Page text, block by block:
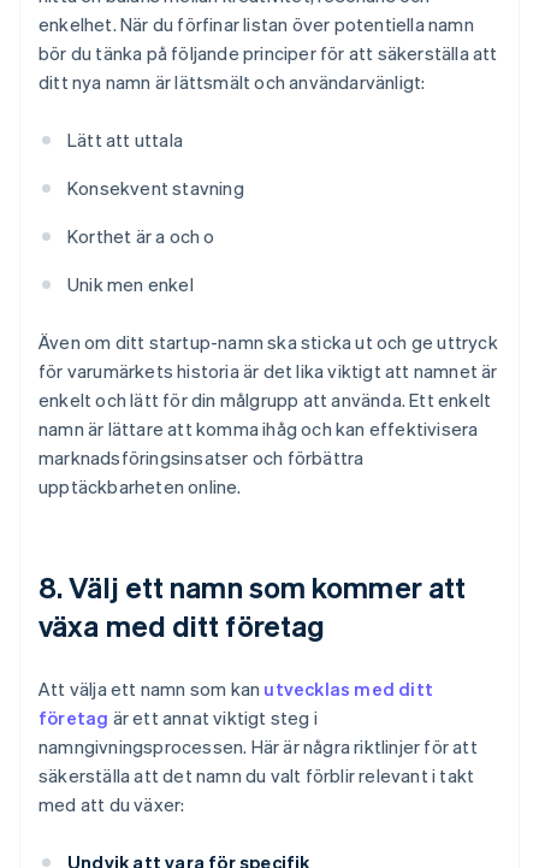
enkelhet. När du förfinar listan över potentiella namn
bör du tänka på följande principer för att säkerställa att
ditt nya namn är lättsmält och användarvänligt:
Lätt att uttala
Konsekvent stavning
Korthet är a och o
Unik men enkel
Även om ditt startup-namn ska sticka ut och ge uttryck
för varumärkets historia är det lika viktigt att namnet är
enkelt och lätt för din målgrupp att använda. Ett enkelt
namn är lättare att komma ihåg och kan effektivisera
marknadsföringsinsatser och förbättra
upptäckbarheten online.
8. Välj ett namn som kommer att
växa med ditt företag
Att välja ett namn som kan utvecklas med ditt
företag är ett annat viktigt steg i
namngivningsprocessen. Här är några riktlinjer för att
säkerställa att det namn du valt förblir relevant i takt
med att du växer:
Undvik att vara för specifik